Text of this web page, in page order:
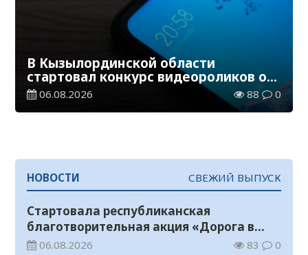
В Кызылординской области
стартовал конкурс видеороликов о
семейных ценностях и Конституции
06.08.2026 88 0
НОВОСТИ СВЕЖИЙ ВЫПУСК
Стартовала республиканская
благотворительная акция «Дорога в
школу»
06.08.2026 83 0